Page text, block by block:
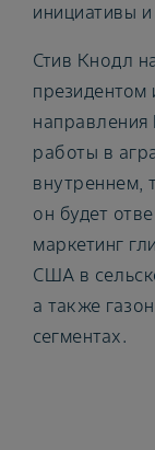
инициативы
Стив Кнодл
президентом
направления
работы в
внутреннем,
он будет
маркетинг
США в
а также
сегментах.